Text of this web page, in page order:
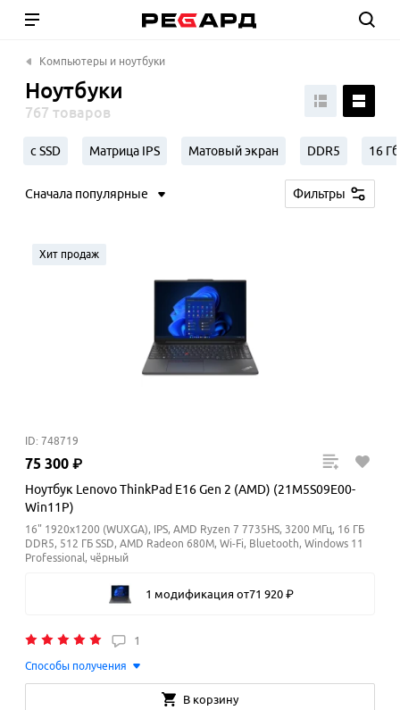
Компьютеры и ноутбуки
Ноутбуки
767 товаров
с SSD Матрица IPS Матовый экран DDR5 16
Сначала популярные Фильтры
Хит продаж
ID: 748719
75 300 ₽
Ноутбук Lenovo ThinkPad E16 Gen 2 (AMD) (21M5S09E00-
Win11P)
16" 1920x1200 (WUXGA), IPS, AMD Ryzen 7 7735HS, 3200 МГц, 16 ГБ
DDR5, 512 ГБ SSD, AMD Radeon 680M, Wi-Fi, Bluetooth, Windows 11
Professional, чёрный
1 модификация от71 920 ₽
1
Способы получения
В корзину